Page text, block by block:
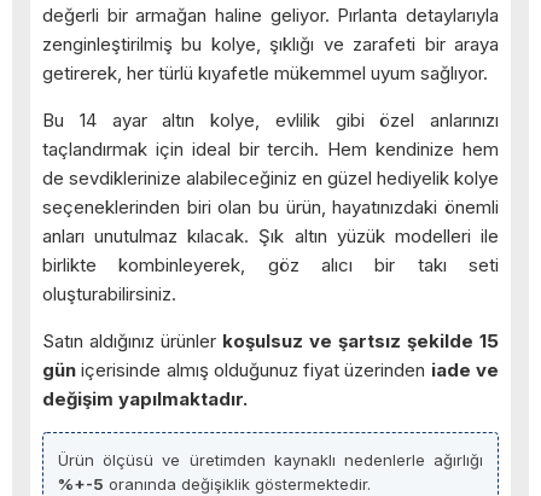
değerli bir armağan haline geliyor. Pırlanta detaylarıyla
zenginleştirilmiş bu kolye, şıklığı ve zarafeti bir araya
getirerek, her türlü kıyafetle mükemmel uyum sağlıyor.
Bu 14 ayar altın kolye, evlilik gibi özel anlarınızı
taçlandırmak için ideal bir tercih. Hem kendinize hem
de sevdiklerinize alabileceğiniz en güzel hediyelik kolye
seçeneklerinden biri olan bu ürün, hayatınızdaki önemli
anları unutulmaz kılacak. Şık altın yüzük modelleri ile
birlikte kombinleyerek, göz alıcı bir takı seti
oluşturabilirsiniz.
Satın aldığınız ürünler koşulsuz ve şartsız şekilde 15
gün içerisinde almış olduğunuz fiyat üzerinden iade ve
değişim yapılmaktadır.
Ürün ölçüsü ve üretimden kaynaklı nedenlerle ağırlığı
%+-5 oranında değişiklik göstermektedir.